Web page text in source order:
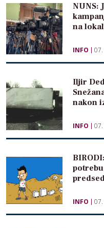
NUNS:
na
INFO
Iljir
nakon
INFO
INFO